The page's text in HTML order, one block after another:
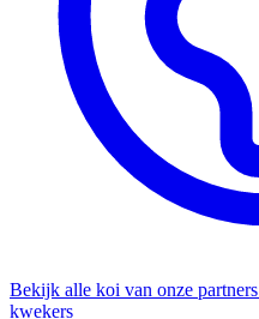
Bekijk alle koi van onze partners
kwekers